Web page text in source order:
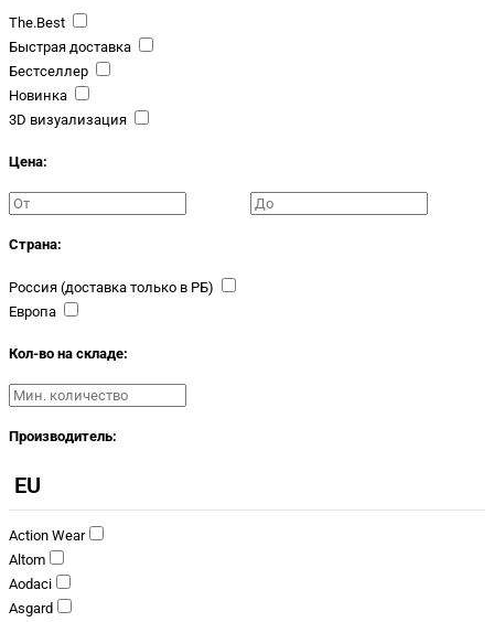
The.Best
Быстрая доставка
Бестселлер
Новинка
3D визуализация
Цена:
Страна:
Россия (доставка только в РБ)
Европа
Кол-во на складе:
Производитель:
EU
Action Wear
Altom
Aodaci
Asgard